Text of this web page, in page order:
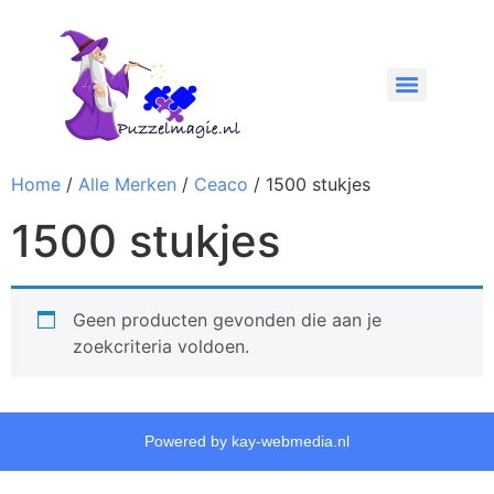
Home / Alle Merken / Ceaco / 1500 stukjes
1500 stukjes
Geen producten gevonden die aan je
zoekcriteria voldoen.
Powered by kay-webmedia.nl